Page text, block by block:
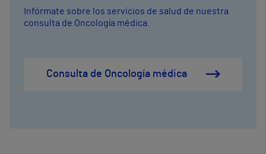
Infórmate sobre los servicios de salud de nuestra
consulta de Oncología médica.
Consulta de Oncología médica